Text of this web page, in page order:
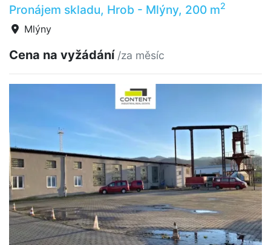
Pronájem skladu, Hrob - Mlýny, 200 m2
Mlýny
Cena na vyžádání /za měsíc